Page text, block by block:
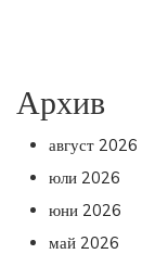
Архив
август 2026
юли 2026
юни 2026
май 2026